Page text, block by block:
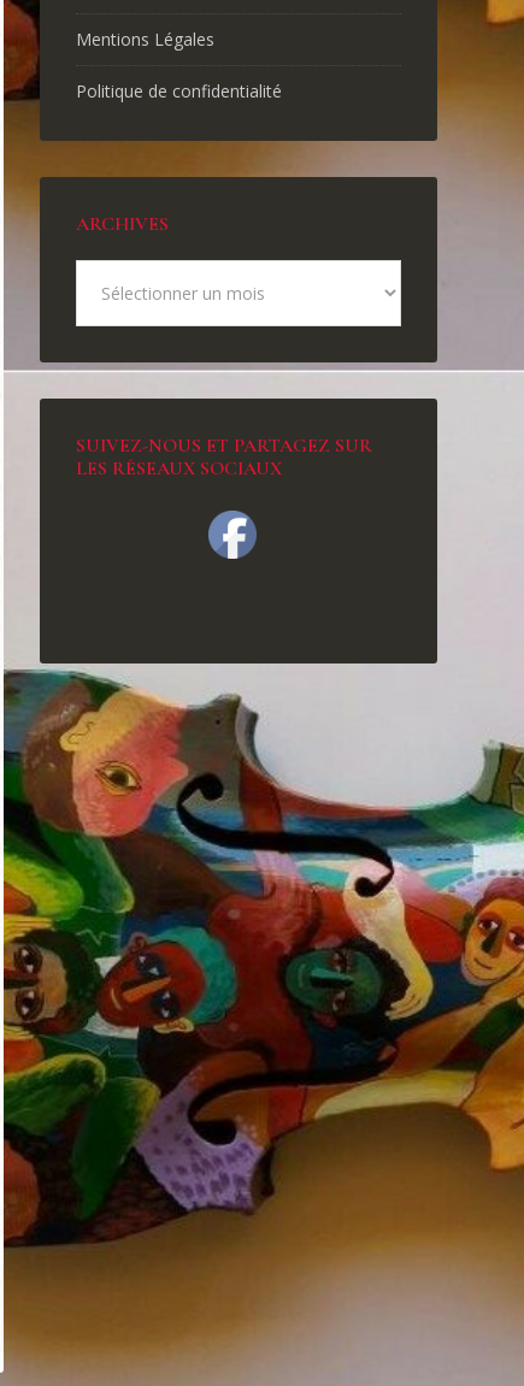
Mentions Légales
Politique de confidentialité
ARCHIVES
SUIVEZ-NOUS ET PARTAGEZ SUR
LES RÉSEAUX SOCIAUX